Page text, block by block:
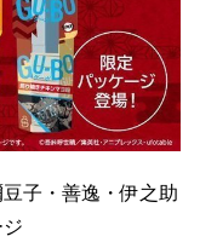
子・善逸・伊之助